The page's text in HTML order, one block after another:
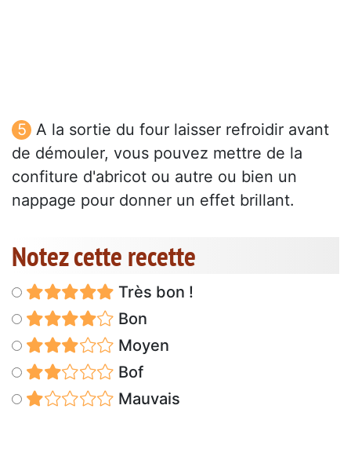
A la sortie du four laisser refroidir avant
de démouler, vous pouvez mettre de la
confiture d'abricot ou autre ou bien un
nappage pour donner un effet brillant.
Notez cette recette
Très bon !
Bon
Moyen
Bof
Mauvais